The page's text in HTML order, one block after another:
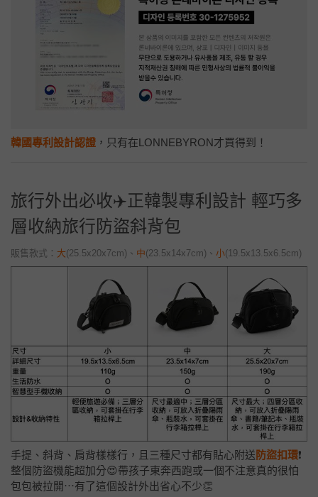
韓國專利設計認證 ，只有在LONNEBYRON才買得到！
旅行外出必收✈️正韓製專利設計 輕巧多
層收納旅行防盜斜背包
販售款式： 大(25.5x20x7cm) 、 中(23.5x14x7cm) 、 小(19.5x13.5x6.5cm)
手提、斜背、肩背樣樣行，且三種尺寸都有貼心附送 防盜扣環❗
整個防盜機能超加分😍帶孩子東奔西跑或一個不注意真的很怕
包包被拉開⋯有了這個設計外出省心不少👏